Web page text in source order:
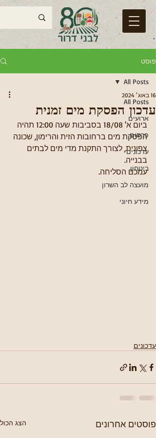
פוסט
All Posts
ארועים
פרסום
עדכונים
ביטחון
מועצה לב השרון
מידע חיוני
All Posts
עדכון הפסקת מים זמנית
16 באוג׳ 2024
ביום א' 18/08 בסביבות שעה 12:00 תהיה
הפסקת מים ברחובות הזית והרימון, שכונה
צפונית, לצורך התקנת מדי מים לבתים
בבנייה.
עמכם הסליחה.
עדכונים
פוסטים אחרונים הצג הכול